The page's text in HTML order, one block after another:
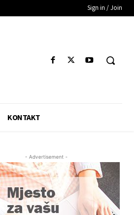
Sign in / Join
KONTAKT
- Advertisement -